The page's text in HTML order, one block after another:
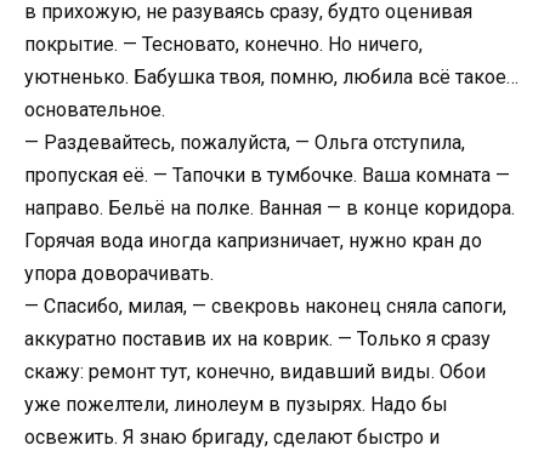
в прихожую, не разуваясь сразу, будто оценивая
покрытие. — Тесновато, конечно. Но ничего,
уютненько. Бабушка твоя, помню, любила всё такое…
основательное.
— Раздевайтесь, пожалуйста, — Ольга отступила,
пропуская её. — Тапочки в тумбочке. Ваша комната —
направо. Бельё на полке. Ванная — в конце коридора.
Горячая вода иногда капризничает, нужно кран до
упора доворачивать.
— Спасибо, милая, — свекровь наконец сняла сапоги,
аккуратно поставив их на коврик. — Только я сразу
скажу: ремонт тут, конечно, видавший виды. Обои
уже пожелтели, линолеум в пузырях. Надо бы
освежить. Я знаю бригаду, сделают быстро и